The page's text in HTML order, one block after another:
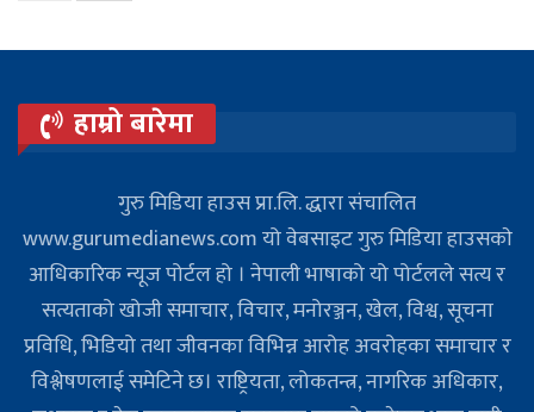
हाम्रो बारेमा
गुरु मिडिया हाउस प्रा.लि. द्धारा संचालित
www.gurumedianews.com यो वेबसाइट गुरु मिडिया हाउसकाे
आधिकारिक न्यूज पोर्टल हो । नेपाली भाषाको यो पोर्टलले सत्य र
सत्यताको खोजी समाचार, विचार, मनोरञ्जन, खेल, विश्व, सूचना
प्रविधि, भिडियो तथा जीवनका विभिन्न आरोह अवरोहका समाचार र
विश्लेषणलाई समेटिने छ। राष्ट्रियता, लोकतन्त्र, नागरिक अधिकार,